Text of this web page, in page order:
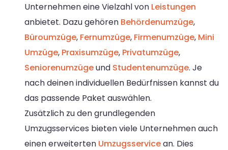
Unternehmen eine Vielzahl von Leistungen
anbietet. Dazu gehören Behördenumzüge,
Büroumzüge, Fernumzüge, Firmenumzüge, Mini
Umzüge, Praxisumzüge, Privatumzüge,
Seniorenumzügeund Studentenumzüge. Je
nach deinen individuellen Bedürfnissen kannst du
das passende Paket auswählen.
Zusätzlich zu den grundlegenden
Umzugsservices bieten viele Unternehmen auch
einen erweiterten Umzugsservicean. Dies